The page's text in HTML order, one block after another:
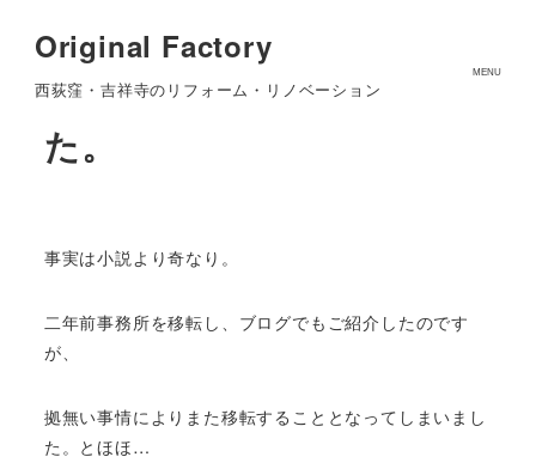
Original Factory
西荻窪・吉祥寺のリフォーム・リノベーション
MENU
事務所がまた移転致しまし
た。
事実は小説より奇なり。
二年前事務所を移転し、ブログでもご紹介したのです
が、
拠無い事情によりまた移転することとなってしまいまし
た。とほほ…